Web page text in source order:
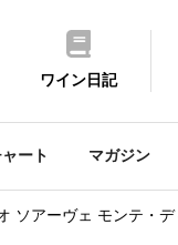
ワイン日記
ート マガジン
ソアーヴェ モンテ・